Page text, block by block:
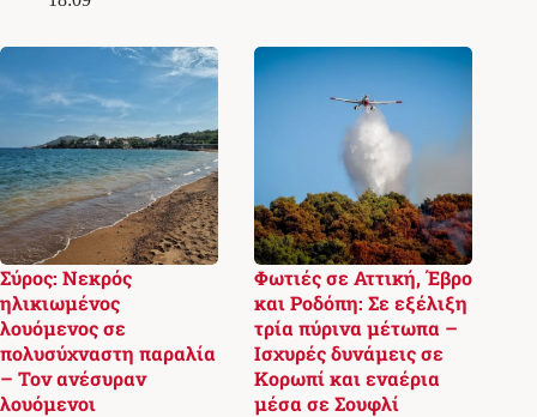
Σύρος: Νεκρός
ηλικιωμένος
λουόμενος σε
πολυσύχναστη παραλία
– Τον ανέσυραν
λουόμενοι
Φωτιές σε Αττική, Έβρο
και Ροδόπη: Σε εξέλιξη
τρία πύρινα μέτωπα –
Ισχυρές δυνάμεις σε
Κορωπί και εναέρια
μέσα σε Σουφλί